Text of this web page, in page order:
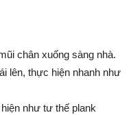
chân xuống sàng nhà.
lên, thực hiện nhanh như
như tư thế plank